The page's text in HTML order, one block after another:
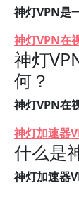
神灯VPN是
神灯VPN在
神灯
何？
神灯VPN在
神灯加速器
什么是
神灯加速器